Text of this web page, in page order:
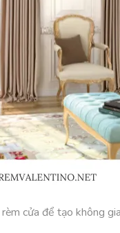
cửa để tạo không